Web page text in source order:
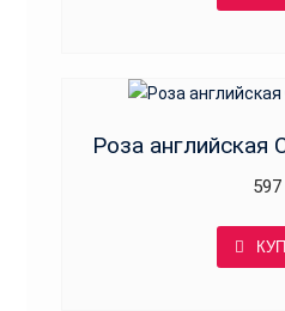
Роза английская
597